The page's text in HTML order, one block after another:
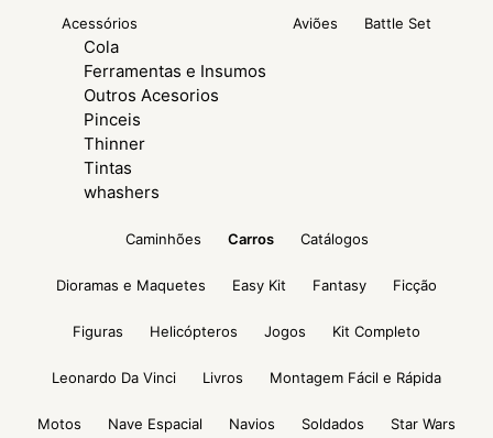
Acessórios
Cola
Ferramentas e Insumos
Outros Acesorios
Pinceis
Thinner
Tintas
whashers
Aviões Battle Set
Caminhões Carros Catálogos
Dioramas e Maquetes Easy Kit Fantasy Ficção
Figuras Helicópteros Jogos Kit Completo
Leonardo Da Vinci Livros Montagem Fácil e Rápida
Motos Nave Espacial Navios Soldados Star Wars